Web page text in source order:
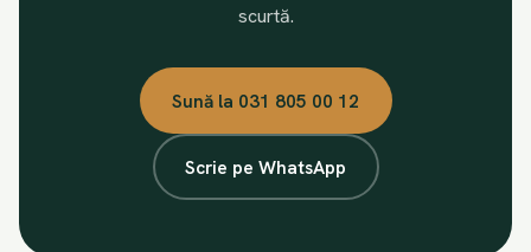
scurtă.
Sună la 031 805 00 12
Scrie pe WhatsApp